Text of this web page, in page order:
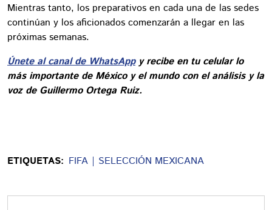
Mientras tanto, los preparativos en cada una de las sedes
continúan y los aficionados comenzarán a llegar en las
próximas semanas.
Únete al canal de WhatsAppy recibe en tu celular lo
más importante de México y el mundo con el análisis y la
voz de Guillermo Ortega Ruiz.
ETIQUETAS: FIFA SELECCIÓN MEXICANA